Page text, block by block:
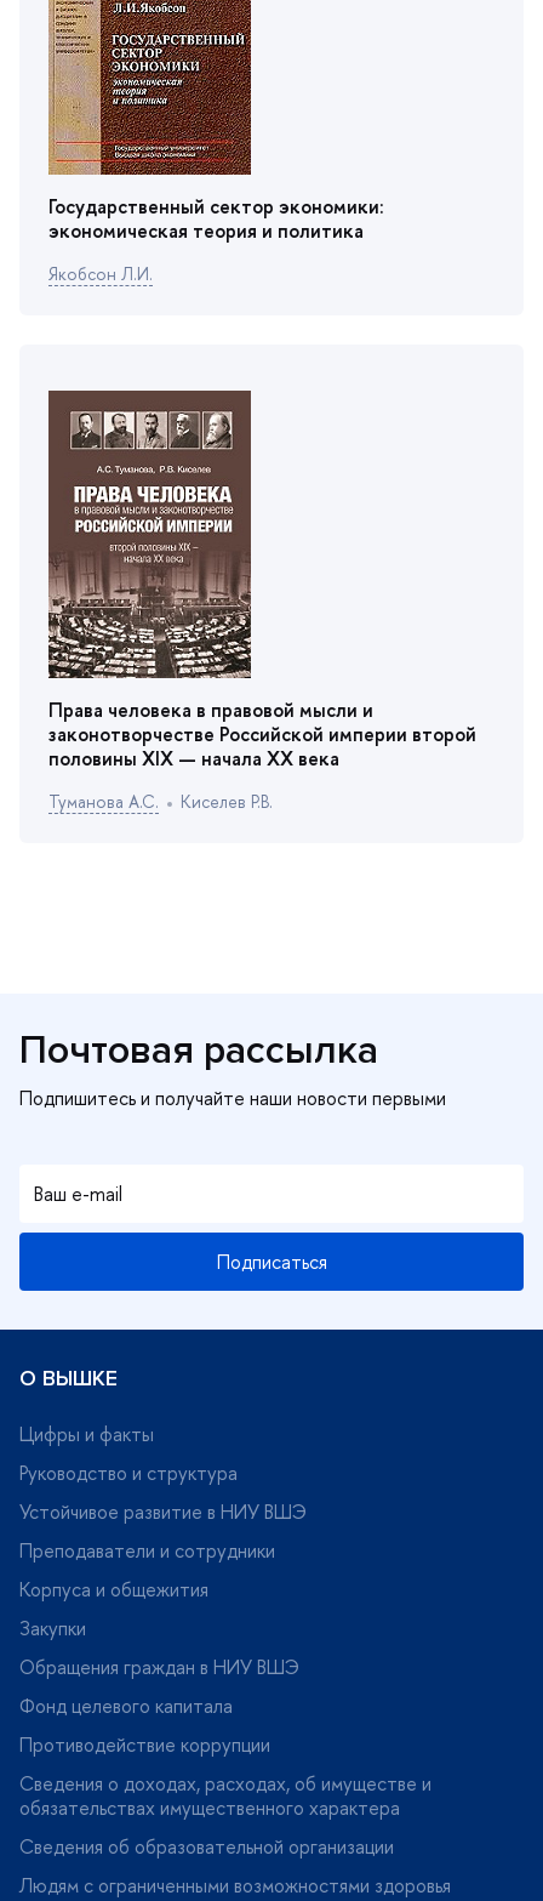
Государственный сектор экономики:
экономическая теория и политика
Якобсон Л.И.
Права человека в правовой мысли и
законотворчестве Российской империи второй
половины XIX — начала XX века
Туманова А.С. Киселев Р.В.
Почтовая рассылка
Подписаться
О ВЫШКЕ
Цифры и факты
Руководство и структура
Устойчивое развитие в НИУ ВШЭ
Преподаватели и сотрудники
Корпуса и общежития
Закупки
Обращения граждан в НИУ ВШЭ
Фонд целевого капитала
Противодействие коррупции
Сведения о доходах, расходах, об имуществе и
обязательствах имущественного характера
Сведения об образовательной организации
Людям с ограниченными возможностями здоровья